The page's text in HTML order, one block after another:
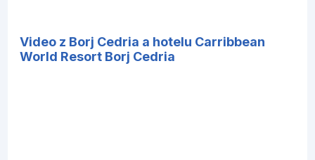
Video z Borj Cedria a hotelu Carribbean
World Resort Borj Cedria